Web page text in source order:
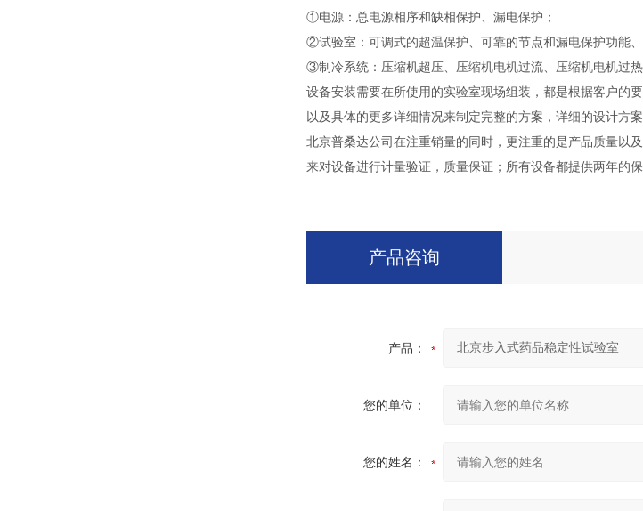
①电源：总电源相序和缺相保护、漏电保护；
②试验室：可调式的超温保护、可靠的节点和漏电保护功能
③制冷系统：压缩机超压、压缩机电机过流、压缩机电机过热
设备安装需要在所使用的实验室现场组装，都是根据客户的
以及具体的更多详细情况来制定完整的方案，详细的设计方案
北京普桑达公司在注重销量的同时，更注重的是产品质量以
来对设备进行计量验证，质量保证；所有设备都提供两年的
产品咨询
产品：
您的单位：
您的姓名：